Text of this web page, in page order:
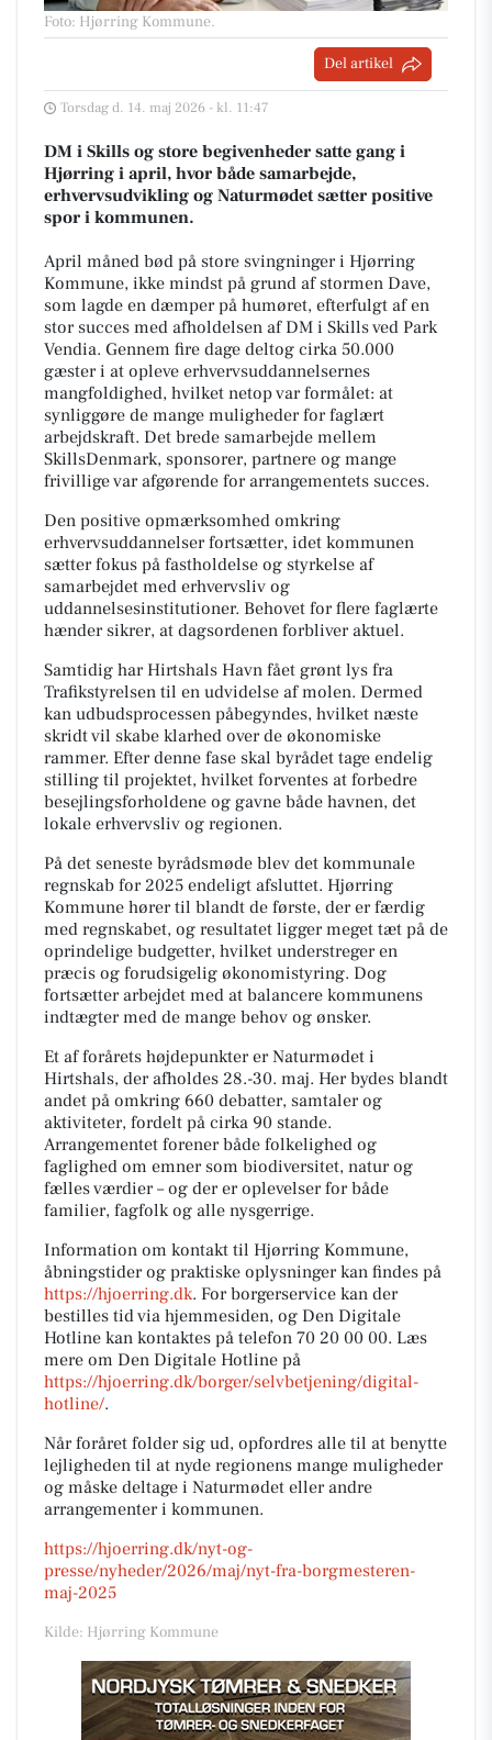
Foto: Hjørring Kommune.
Del artikel
Torsdag d. 14. maj 2026 - kl. 11:47
DM i Skills og store begivenheder satte gang i
Hjørring i april, hvor både samarbejde,
erhvervsudvikling og Naturmødet sætter positive
spor i kommunen.
April måned bød på store svingninger i Hjørring
Kommune, ikke mindst på grund af stormen Dave,
som lagde en dæmper på humøret, efterfulgt af en
stor succes med afholdelsen af DM i Skills ved Park
Vendia. Gennem fire dage deltog cirka 50.000
gæster i at opleve erhvervsuddannelsernes
mangfoldighed, hvilket netop var formålet: at
synliggøre de mange muligheder for faglært
arbejdskraft. Det brede samarbejde mellem
SkillsDenmark, sponsorer, partnere og mange
frivillige var afgørende for arrangementets succes.
Den positive opmærksomhed omkring
erhvervsuddannelser fortsætter, idet kommunen
sætter fokus på fastholdelse og styrkelse af
samarbejdet med erhvervsliv og
uddannelsesinstitutioner. Behovet for flere faglærte
hænder sikrer, at dagsordenen forbliver aktuel.
Samtidig har Hirtshals Havn fået grønt lys fra
Trafikstyrelsen til en udvidelse af molen. Dermed
kan udbudsprocessen påbegyndes, hvilket næste
skridt vil skabe klarhed over de økonomiske
rammer. Efter denne fase skal byrådet tage endelig
stilling til projektet, hvilket forventes at forbedre
besejlingsforholdene og gavne både havnen, det
lokale erhvervsliv og regionen.
På det seneste byrådsmøde blev det kommunale
regnskab for 2025 endeligt afsluttet. Hjørring
Kommune hører til blandt de første, der er færdig
med regnskabet, og resultatet ligger meget tæt på de
oprindelige budgetter, hvilket understreger en
præcis og forudsigelig økonomistyring. Dog
fortsætter arbejdet med at balancere kommunens
indtægter med de mange behov og ønsker.
Et af forårets højdepunkter er Naturmødet i
Hirtshals, der afholdes 28.-30. maj. Her bydes blandt
andet på omkring 660 debatter, samtaler og
aktiviteter, fordelt på cirka 90 stande.
Arrangementet forener både folkelighed og
faglighed om emner som biodiversitet, natur og
fælles værdier – og der er oplevelser for både
familier, fagfolk og alle nysgerrige.
Information om kontakt til Hjørring Kommune,
åbningstider og praktiske oplysninger kan findes på
https://hjoerring.dk. For borgerservice kan der
bestilles tid via hjemmesiden, og Den Digitale
Hotline kan kontaktes på telefon 70 20 00 00. Læs
mere om Den Digitale Hotline på
https://hjoerring.dk/borger/selvbetjening/digital-
hotline/.
Når foråret folder sig ud, opfordres alle til at benytte
lejligheden til at nyde regionens mange muligheder
og måske deltage i Naturmødet eller andre
arrangementer i kommunen.
https://hjoerring.dk/nyt-og-
presse/nyheder/2026/maj/nyt-fra-borgmesteren-
maj-2025
Kilde: Hjørring Kommune